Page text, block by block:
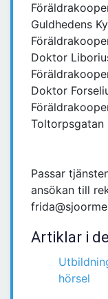
Guldhedens
Doktor
Doktor
Toltorpsgatan
Passar
ansökan till
Artiklar i
hörsel